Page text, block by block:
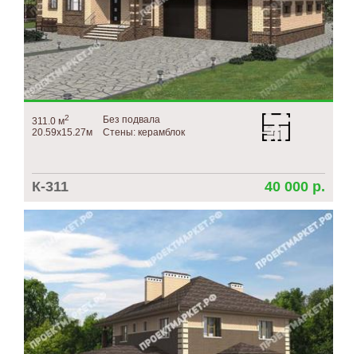
311.0 м2
20.59х15.27м
Без подвала
Стены: керамблок
К-311 40 000 р.